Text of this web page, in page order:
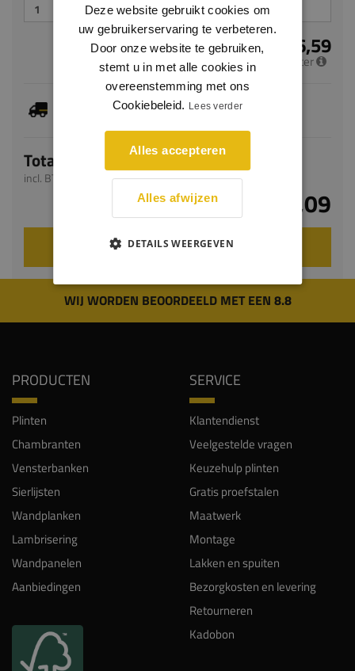
€ 6,59
per meter
Je hebt gekozen voor maatwerk, de verwachte
Totaal
incl. BTW
€ 16,09
VOEG TOE AAN WINKELWAGEN
WIJ WORDEN BEOORDEELD MET EEN 8.8
PRODUCTEN
Plinten
Chambranten
Vensterbanken
Sierlijsten
Wandplanken
Lambrisering
Wandpanelen
Aanbiedingen
SERVICE
Klantendienst
Veelgestelde vragen
Keuzehulp plinten
Gratis proefstalen
Maatwerk
Montage
Lakken en spuiten
Bezorgkosten en levering
Retourneren
Kadobon
Deze website gebruikt cookies om
uw gebruikerservaring te verbeteren.
Door onze website te gebruiken,
stemt u in met alle cookies in
overeenstemming met ons
Cookiebeleid. Lees verder
Alles accepteren
Alles afwijzen
DETAILS WEERGEVEN